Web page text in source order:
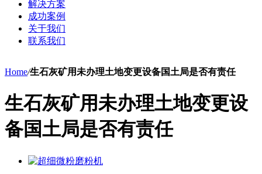
解决方案
成功案例
关于我们
联系我们
Home/生石灰矿用未办理土地变更设备国土局是否有责任
生石灰矿用未办理土地变更设
备国土局是否有责任